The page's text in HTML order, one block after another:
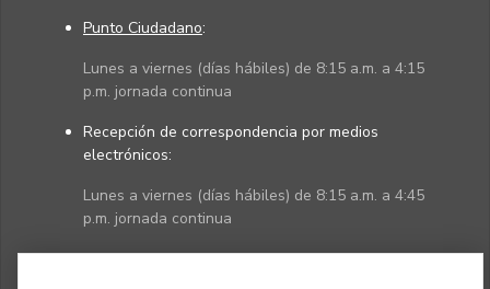
Punto Ciudadano:
Lunes a viernes (días hábiles) de 8:15 a.m. a 4:15
p.m. jornada continua
Recepción de correspondencia por medios
electrónicos:
Lunes a viernes (días hábiles) de 8:15 a.m. a 4:45
p.m. jornada continua